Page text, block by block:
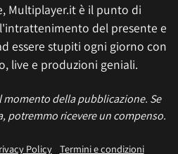
Multiplayer.it è il punto di
del presente e
essere stupiti ogni giorno con
live e produzioni geniali.
momento della pubblicazione. Se
potremmo ricevere un compenso.
Policy Termini e condizioni